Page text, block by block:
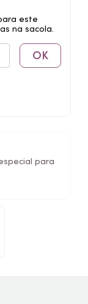
este
na sacola.
OK
para